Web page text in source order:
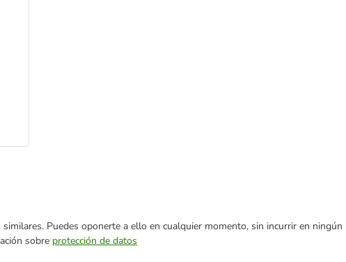
Puedes oponerte a ello en cualquier momento, sin incurrir en ningún
sobre protección de datos